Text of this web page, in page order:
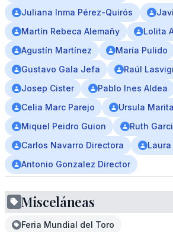
Juliana Inma Pérez-Quirós
Martín Rebeca Alemañy
Lolita
Agustín Martínez
María Pulido
Gustavo Gala Jefa
Raúl
Josep Cister
Pablo Ines Aldea
Celia Marc Parejo
Ursula
Miquel Peidro Guion
Ruth
Carlos Navarro Directora
Antonio Gonzalez Director
Misceláneas
Feria Mundial del Toro